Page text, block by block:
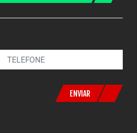
ENVIAR